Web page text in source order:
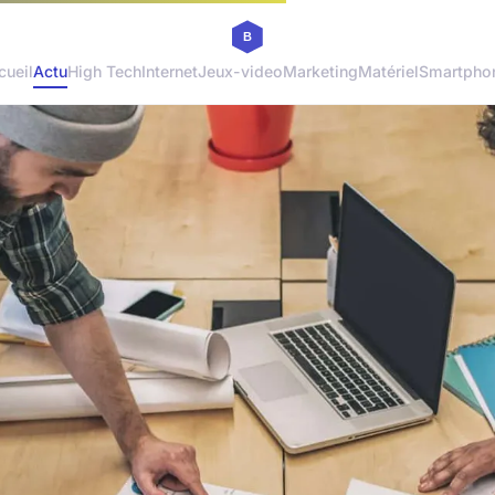
ActuHigh TechInternetJeux-videoMarketingMatériel